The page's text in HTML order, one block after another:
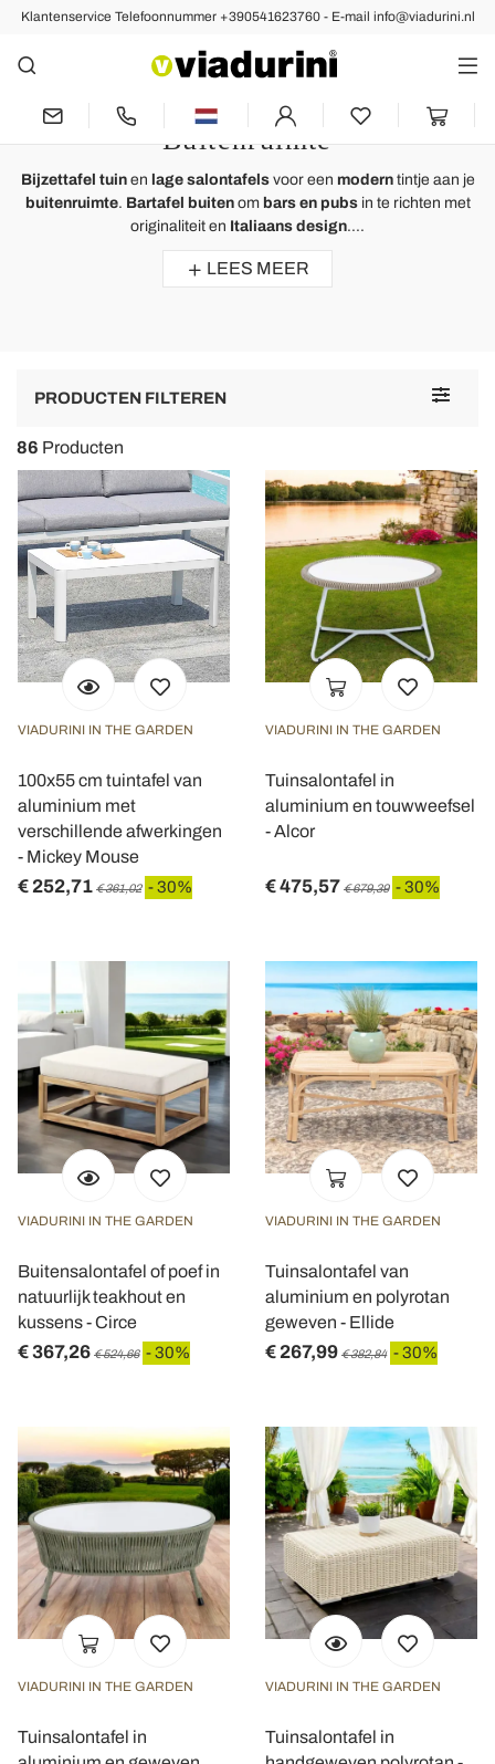
Klantenservice Telefoonnummer +390541623760 - E-mail info@viadurini.nl
Bijzettafel Tuin - Italiaans
Ontwerp voor een Moderne
Buitenruimte
Bijzettafel tuin en lage salontafels voor een moderntintje aan je
buitenruimte. Bartafel buitenom bars en pubsin te richten met
originaliteit en Italiaans design....
LEES MEER
Toggle
PRODUCTEN FILTEREN
86 Producten
VIADURINI IN THE GARDEN
100x55 cm tuintafel van
aluminium met
verschillende afwerkingen
- Mickey Mouse
€ 252,71 € 361,02 - 30%
VIADURINI IN THE GARDEN
Tuinsalontafel in
aluminium en touwweefsel
- Alcor
€ 475,57 € 679,39 - 30%
VIADURINI IN THE GARDEN
Buitensalontafel of poef in
natuurlijk teakhout en
kussens - Circe
€ 367,26 € 524,66 - 30%
VIADURINI IN THE GARDEN
Tuinsalontafel van
aluminium en polyrotan
geweven - Ellide
€ 267,99 € 382,84 - 30%
VIADURINI IN THE GARDEN
Tuinsalontafel in
VIADURINI IN THE GARDEN
Tuinsalontafel in